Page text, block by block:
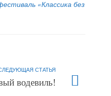
«Классика без
СТАТЬЯ
водевиль!